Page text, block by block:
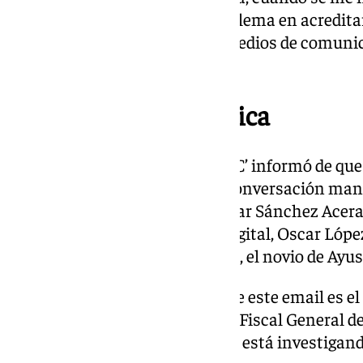
verdad, yo no veo cuál es el problema en
documentación, que eran los medios de
El origen de la polémica
Este pasado lunes, el diario ‘ABC’ informó de
registrar ante un notario una conversación
jefe de Gabinete de Sánchez, Pilar Sánchez
ministro de Transformación Digital, Oscar
email en el que, presuntamente, el novio de
La cuestión es que la difusión de este email es
por la pareja de Ayuso contra el Fiscal General
por revelación de secretos y que está